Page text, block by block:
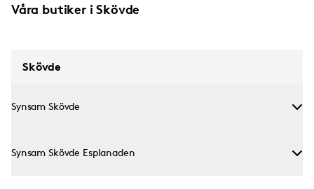
Våra butiker i Skövde
Skövde
Synsam Skövde
Synsam Skövde Esplanaden